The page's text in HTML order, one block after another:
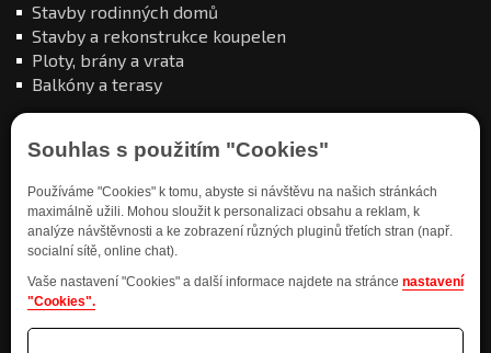
Souhlas s použitím "Cookies"
Používáme "Cookies" k tomu, abyste si návštěvu na našich stránkách
maximálně užili. Mohou sloužit k personalizaci obsahu a reklam, k
analýze návštěvnosti a ke zobrazení různých pluginů třetích stran (např.
socialní sítě, online chat).
Vaše nastavení "Cookies" a další informace najdete na stránce nastavení
"Cookies".
Stavby rodinných domů
Stavby a rekonstrukce koupelen
Ploty, brány a vrata
Balkóny a terasy
Kde nás najdete